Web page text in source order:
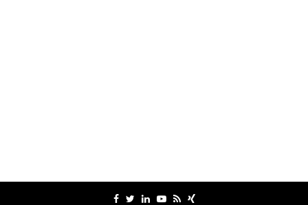
Facebook
TwitterLinkedinYoutube
RssXing